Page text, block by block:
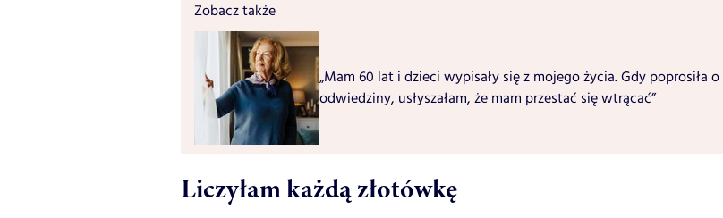
Zobacz także
„Mam 60 lat i dzieci wypisały się z mojego życia. Gdy poprosiła o
odwiedziny, usłyszałam, że mam przestać się wtrącać”
Liczyłam każdą złotówkę